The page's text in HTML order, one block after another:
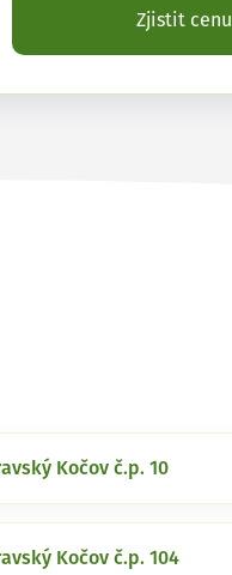
Zjistit cenu
Kočov č.p. 10
Kočov č.p. 104